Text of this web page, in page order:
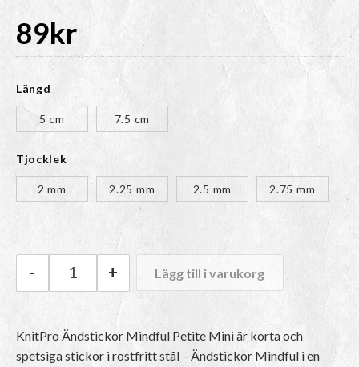
89kr
Längd
5 cm 7.5 cm
Tjocklek
2 mm 2.25 mm 2.5 mm 2.75 mm
KnitPro Ändstickor Mindful Petite Mini mängd
- + Lägg till i varukorg
KnitPro Ändstickor Mindful Petite Mini är korta och
spetsiga stickor i rostfritt stål – Ändstickor Mindful i en